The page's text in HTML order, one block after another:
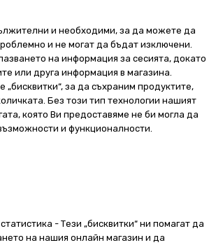
и необходими, за да можете да
и не могат да бъдат изключени.
на информация за сесията, докато
или друга информация в магазина.
за да съхраним продуктите,
Без този тип технологии нашият
която Ви предоставяме не би могла да
и функционалности.
- Тези „бисквитки“ ни помагат да
на нашия онлайн магазин и да